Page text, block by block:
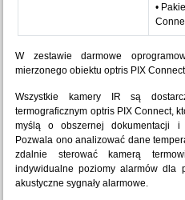
•
W zestawie darmowe
mierzonego obiektu optris PIX Connect
Wszystkie kamery IR są
termograficznym optris PIX Connect,
myślą o obszernej dokumentacji i
Pozwala ono analizować dane
zdalnie sterować kamerą
indywidualne poziomy alarmów dla
akustyczne sygnały alarmowe.